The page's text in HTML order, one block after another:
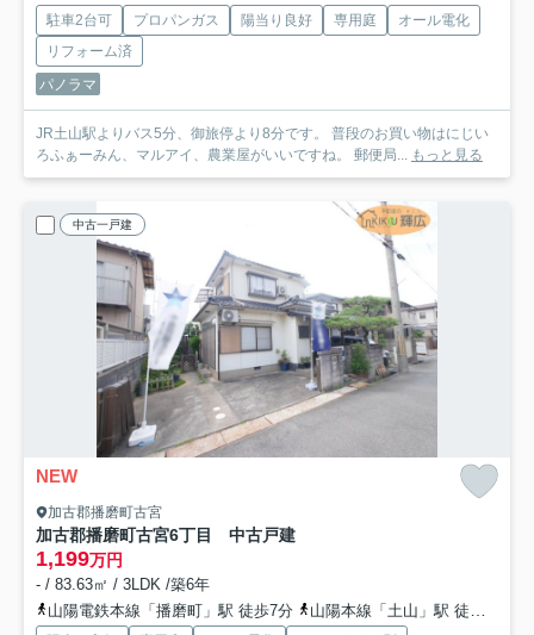
駐車2台可 プロパンガス 陽当り良好 専用庭
オール電化
リフォーム済
パノラマ
JR土山駅よりバス5分、御旅停より8分です。 普段のお買い物はにじい
ろふぁーみん、マルアイ、農業屋がいいですね。 郵便局...
もっと見る
中古一戸建
NEW
加古郡播磨町古宮
加古郡播磨町古宮6丁目 中古戸建
1,199万円
- / 83.63㎡ / 3LDK /築6年
山陽電鉄本線「播磨町」駅 徒歩7分
山陽本線「土山」駅 徒歩31分